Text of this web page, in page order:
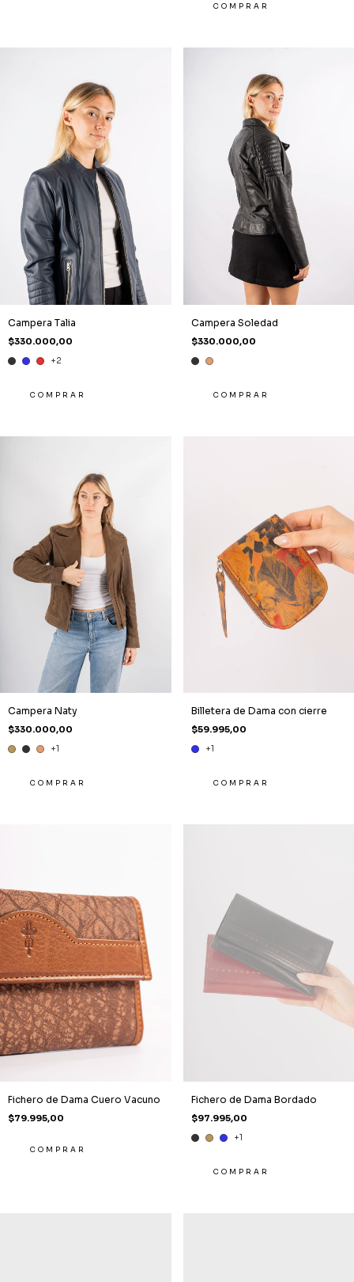
COMPRAR
Campera Talia
$330.000,00
+2
COMPRAR
Campera Soledad
$330.000,00
COMPRAR
Campera Naty
$330.000,00
+1
COMPRAR
Billetera de Dama con cierre
$59.995,00
+1
COMPRAR
Fichero de Dama Cuero Vacuno
$79.995,00
COMPRAR
Fichero de Dama Bordado
$97.995,00
+1
COMPRAR